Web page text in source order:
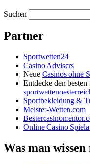
Suchen
Partner
Sportwetten24
Casino Advisers
Neue Casinos ohne
Entdecke den
Sportbekleidung &
Meister-Wetten.com
Online Casino
Was man wissen